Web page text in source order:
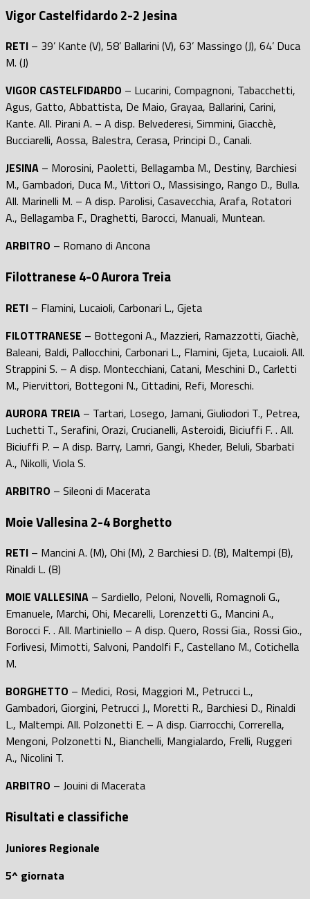
Vigor Castelfidardo 2-2 Jesina
RETI – 39’ Kante (V), 58’ Ballarini (V), 63’ Massingo (J), 64’ Duca
M. (J)
VIGOR CASTELFIDARDO – Lucarini, Compagnoni, Tabacchetti,
Agus, Gatto, Abbattista, De Maio, Grayaa, Ballarini, Carini,
Kante. All. Pirani A. – A disp. Belvederesi, Simmini, Giacchè,
Bucciarelli, Aossa, Balestra, Cerasa, Principi D., Canali.
JESINA – Morosini, Paoletti, Bellagamba M., Destiny, Barchiesi
M., Gambadori, Duca M., Vittori O., Massisingo, Rango D., Bulla.
All. Marinelli M. – A disp. Parolisi, Casavecchia, Arafa, Rotatori
A., Bellagamba F., Draghetti, Barocci, Manuali, Muntean.
ARBITRO – Romano di Ancona
Filottranese 4-0 Aurora Treia
RETI – Flamini, Lucaioli, Carbonari L., Gjeta
FILOTTRANESE – Bottegoni A., Mazzieri, Ramazzotti, Giachè,
Baleani, Baldi, Pallocchini, Carbonari L., Flamini, Gjeta, Lucaioli. All.
Strappini S. – A disp. Montecchiani, Catani, Meschini D., Carletti
M., Piervittori, Bottegoni N., Cittadini, Refi, Moreschi.
AURORA TREIA – Tartari, Losego, Jamani, Giuliodori T., Petrea,
Luchetti T., Serafini, Orazi, Crucianelli, Asteroidi, Biciuffi F. . All.
Biciuffi P. – A disp. Barry, Lamri, Gangi, Kheder, Beluli, Sbarbati
A., Nikolli, Viola S.
ARBITRO – Sileoni di Macerata
Moie Vallesina 2-4 Borghetto
RETI – Mancini A. (M), Ohi (M), 2 Barchiesi D. (B), Maltempi (B),
Rinaldi L. (B)
MOIE VALLESINA – Sardiello, Peloni, Novelli, Romagnoli G.,
Emanuele, Marchi, Ohi, Mecarelli, Lorenzetti G., Mancini A.,
Borocci F. . All. Martiniello – A disp. Quero, Rossi Gia., Rossi Gio.,
Forlivesi, Mimotti, Salvoni, Pandolfi F., Castellano M., Cotichella
M.
BORGHETTO – Medici, Rosi, Maggiori M., Petrucci L.,
Gambadori, Giorgini, Petrucci J., Moretti R., Barchiesi D., Rinaldi
L., Maltempi. All. Polzonetti E. – A disp. Ciarrocchi, Correrella,
Mengoni, Polzonetti N., Bianchelli, Mangialardo, Frelli, Ruggeri
A., Nicolini T.
ARBITRO – Jouini di Macerata
Risultati e classifiche
Juniores Regionale
5^ giornata